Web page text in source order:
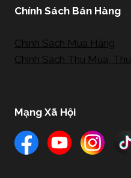
Chính Sách Bán Hàng
Chính Sách Mua Hàng
Chính Sách Thu Mua,
Mạng Xã Hội